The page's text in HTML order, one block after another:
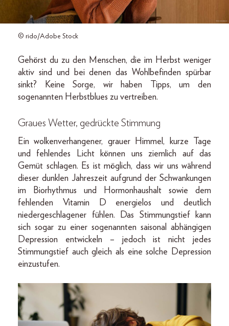
© rido/Adobe Stock
Gehörst du zu den Menschen, die im Herbst weniger
aktiv sind und bei denen das Wohlbefinden spürbar
sinkt? Keine Sorge, wir haben Tipps, um den
sogenannten Herbstblues zu vertreiben.
Graues Wetter, gedrückte Stimmung
Ein wolkenverhangener, grauer Himmel, kurze Tage
und fehlendes Licht können uns ziemlich auf das
Gemüt schlagen. Es ist möglich, dass wir uns während
dieser dunklen Jahreszeit aufgrund der Schwankungen
im Biorhythmus und Hormonhaushalt sowie dem
fehlenden Vitamin D energielos und deutlich
niedergeschlagener fühlen. Das Stimmungstief kann
sich sogar zu einer sogenannten saisonal abhängigen
Depression entwickeln – jedoch ist nicht jedes
Stimmungstief auch gleich als eine solche Depression
einzustufen.